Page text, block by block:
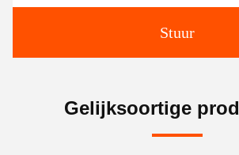
Stuur
Gelijksoortige